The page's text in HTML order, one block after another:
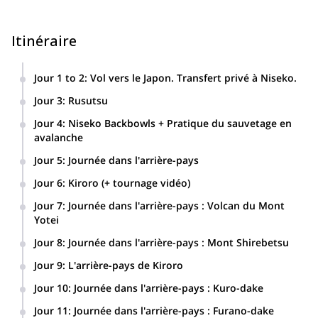
Enfin, si vous envisagez de rester plus longtemps au Japon, je
peux vous donner quelques conseils et vous aider à organiser
vos vols.
N'hésitez pas à me contacter si vous souhaitez vous joindre à
moi pour un road trip et un programme de ski de randonnée à
Hokkaido. Je ferai de mon mieux pour vous offrir une
expérience complète, sûre et totalement inoubliable !
Si vous préférez le freeride et le ski de randonnée, ce
programme est fait pour vous. Programme de 12 jours de ski
Itinéraire
Jour 1 to 2: Vol vers le Japon. Transfert privé à Niseko.
Jour 3: Rusutsu
Jour 4: Niseko Backbowls + Pratique du sauvetage en
avalanche
Jour 5: Journée dans l'arrière-pays
Jour 6: Kiroro (+ tournage vidéo)
Jour 7: Journée dans l'arrière-pays : Volcan du Mont
Yotei
Jour 8: Journée dans l'arrière-pays : Mont Shirebetsu
Jour 9: L'arrière-pays de Kiroro
vidéo.
Jour 10: Journée dans l'arrière-pays : Kuro-dake
Jour 11: Journée dans l'arrière-pays : Furano-dake